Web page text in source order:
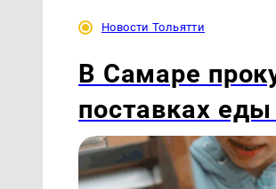
Новости Тольятти
В Самаре
поставках